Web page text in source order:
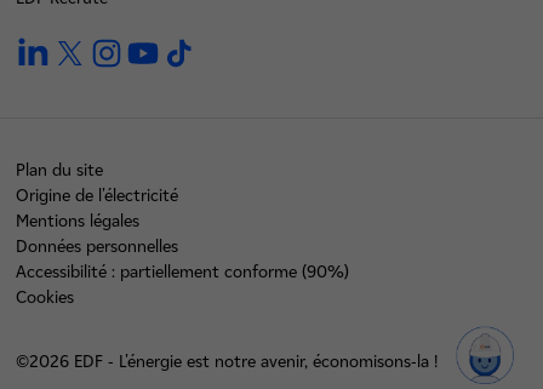
linkedintwitterinstagramyoutube
Plan du site
Origine de l'électricité
Mentions légales
Données personnelles
Accessibilité : partiellement conforme (90%)
Cookies
©2026 EDF - L'énergie est notre avenir, économisons-la !